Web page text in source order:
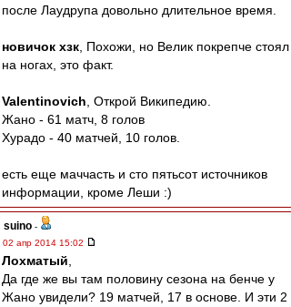
после Лаудрупа довольно длительное время.
новичок хзк , Похожи, но Велик покрепче стоял
на ногах, это факт.
Valentinovich , Открой Википедию.
Жано - 61 матч, 8 голов
Хурадо - 40 матчей, 10 голов.
есть еще маччасть и сто пятьсот источников
информации, кроме Леши :)
suino -
02 апр 2014 15:02
Лохматый
Да где же вы там половину сезона на бенче у
Жано увидели? 19 матчей, 17 в основе. И эти 2